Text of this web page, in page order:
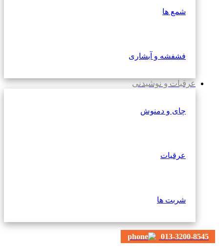
شمع ها
فشفشه و آبشاری
عرقیات و نوشیدنی
چای و دمنوش
عرقیات
شربت ها
013-3200-8545